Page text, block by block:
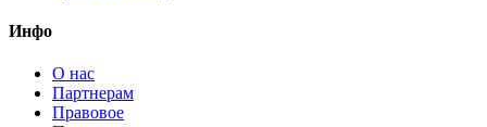
Инфо
О нас
Партнерам
Правовое